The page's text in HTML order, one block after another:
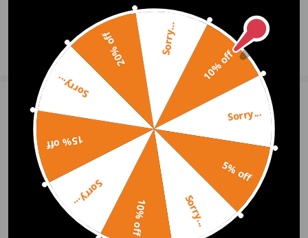
* Pour tout besoin merci de nous contacter
Questions et réponses
Poser une question
1 Avis des clients
HENDRICKX 5.0 2021.03.10
j'ai cherché pendant près de 2 ans jusqu'à ce que je trouve enfin le plus c
her turbocompresseur de série. Je suis très content !!! top !!
mettre un commentaire
10% off
Sorry...
5% off
Sorry...
10% off
Sorry...
15% off
Sorry...
20% off Sorry...